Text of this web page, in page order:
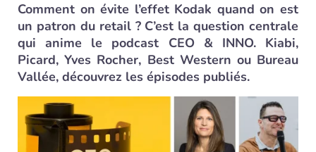
Comment on évite l’effet Kodak quand on est
un patron du retail ? C’est la question centrale
qui anime le podcast CEO & INNO. Kiabi,
Picard, Yves Rocher, Best Western ou Bureau
Vallée, découvrez les épisodes publiés.